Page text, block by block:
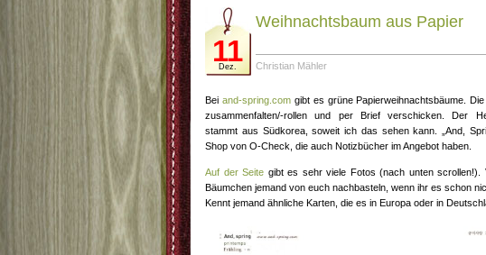
11
Dez.
Weihnachtsbaum aus Papier
Christian Mähler
Bei and-spring.comgibt es grüne Papierweihnachtsbäume.
zusammenfalten/-rollen und per Brief verschicken. Der
stammt aus Südkorea, soweit ich das sehen kann. „And,
Shop von O-Check, die auch Notizbücher im Angebot haben.
Auf der Seite gibt es sehr viele Fotos (nach unten scrollen!).
Bäumchen jemand von euch nachbasteln, wenn ihr es schon
Kennt jemand ähnliche Karten, die es in Europa oder in